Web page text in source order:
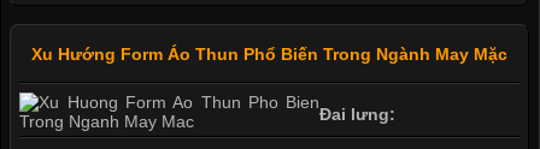
Xu Hướng Form Áo Thun Phổ Biến Trong Ngành May Mặc
Đai lưng: